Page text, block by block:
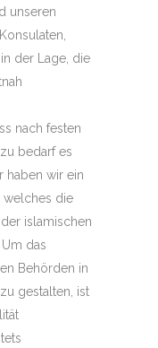
unseren
der Lage, die
nach festen
bedarf es
haben wir ein
welches die
islamischen
das
Behörden in
gestalten, ist